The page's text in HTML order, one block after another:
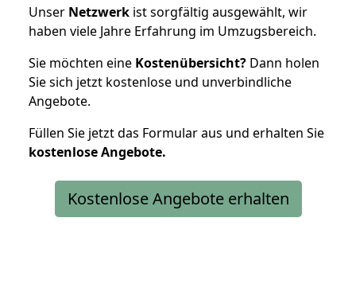
Unser Netzwerk ist sorgfältig ausgewählt, wir
haben viele Jahre Erfahrung im Umzugsbereich.
Sie möchten eine Kostenübersicht? Dann holen
Sie sich jetzt kostenlose und unverbindliche
Angebote.
Füllen Sie jetzt das Formular aus und erhalten Sie
kostenloseAngebote.
Kostenlose Angebote erhalten